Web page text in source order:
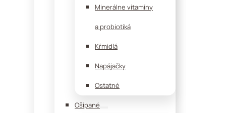
Minerálne vitamíny
a probiotiká
Kŕmidlá
Napájačky
Ostatné
Ošípané